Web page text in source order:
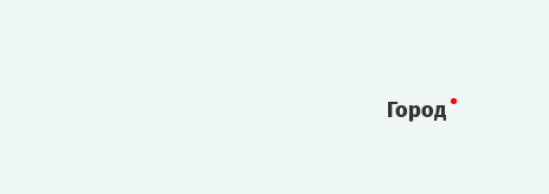
Город